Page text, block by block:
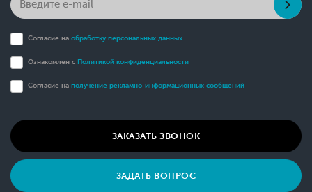
Согласие на обработку персональных данных
Ознакомлен с Политикой конфиденциальности
Согласие на получение рекламно-информационных сообщений
ЗАКАЗАТЬ ЗВОНОК
ЗАДАТЬ ВОПРОС